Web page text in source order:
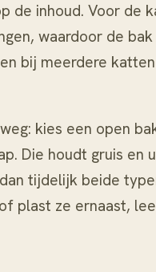
de inhoud. Voor de
waardoor de
bij meerdere
kies een open
Die houdt gruis en
tijdelijk beide
plast ze ernaast,